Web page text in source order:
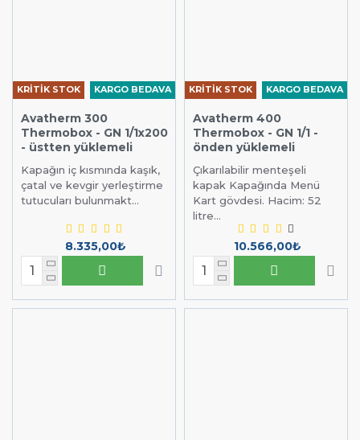
KARGO BEDAVA
KRİTİK STOK
Avatherm 300
Thermobox - GN 1/1x200
- üstten yüklemeli
Kapağın iç kısmında kaşık,
çatal ve kevgir yerleştirme
tutucuları bulunmakt...
8.335,00₺
KARGO BEDAVA
KRİTİK STOK
Avatherm 400
Thermobox - GN 1/1 -
önden yüklemeli
Çıkarılabilir menteşeli
kapak Kapağında Menü
Kart gövdesi. Hacim: 52
litre...
10.566,00₺